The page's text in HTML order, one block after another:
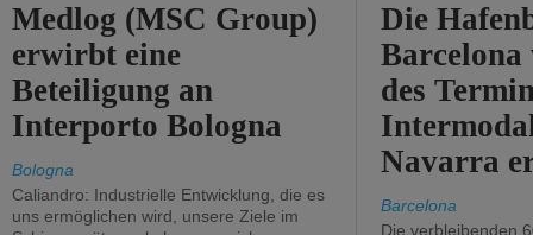
Medlog (MSC Group)
erwirbt eine
Beteiligung an
Interporto Bologna
Bologna
Caliandro: Industrielle Entwicklung, die es
uns ermöglichen wird, unsere Ziele im
Die
des
Navarra
Barcelona
Die verbleibenden